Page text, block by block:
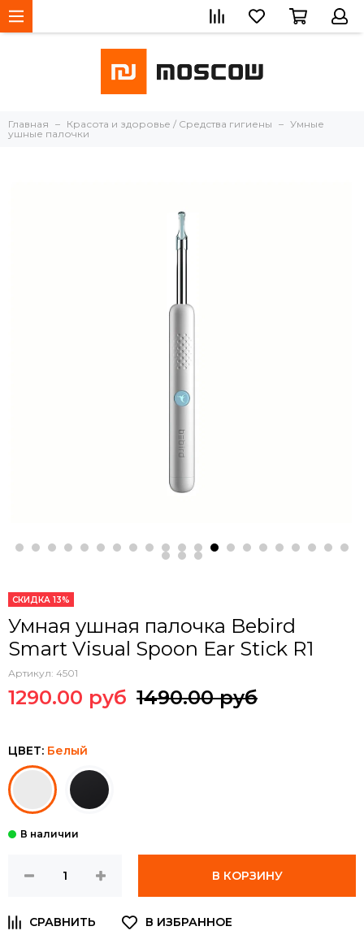
Главная Красота и здоровье / Средства гигиены
Умные
ушные палочки
СКИДКА 13%
Умная ушная палочка Bebird
Smart Visual Spoon Ear Stick R1
Артикул: 4501
1290.00 руб 1490.00 руб
ЦВЕТ: Белый
В КОРЗИНУ